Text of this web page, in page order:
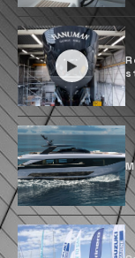
Targi boot 2026
ale minęły już
edycji.
Messe
wszystkie
mogą
Düsseldorf
boot.com.
Petros